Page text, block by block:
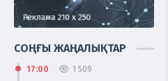
СОҢҒЫ ЖАҢАЛЫҚТАР
17:00 1 509